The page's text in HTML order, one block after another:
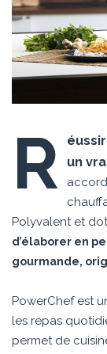
R
un
Polyvalent et
d’élaborer en
gourmande,
PowerChef est
les repas
permet de